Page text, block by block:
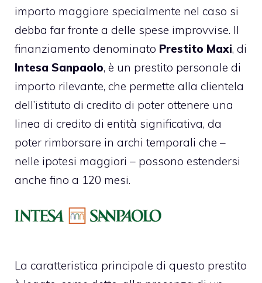
importo maggiore specialmente nel caso si
debba far fronte a delle spese improvvise. Il
finanziamento denominato Prestito Maxi, di
Intesa Sanpaolo, è un prestito personale di
importo rilevante, che permette alla clientela
dell’istituto di credito di poter ottenere una
linea di credito di entità significativa, da
poter rimborsare in archi temporali che –
nelle ipotesi maggiori – possono estendersi
anche fino a 120 mesi.
La caratteristica principale di questo prestito